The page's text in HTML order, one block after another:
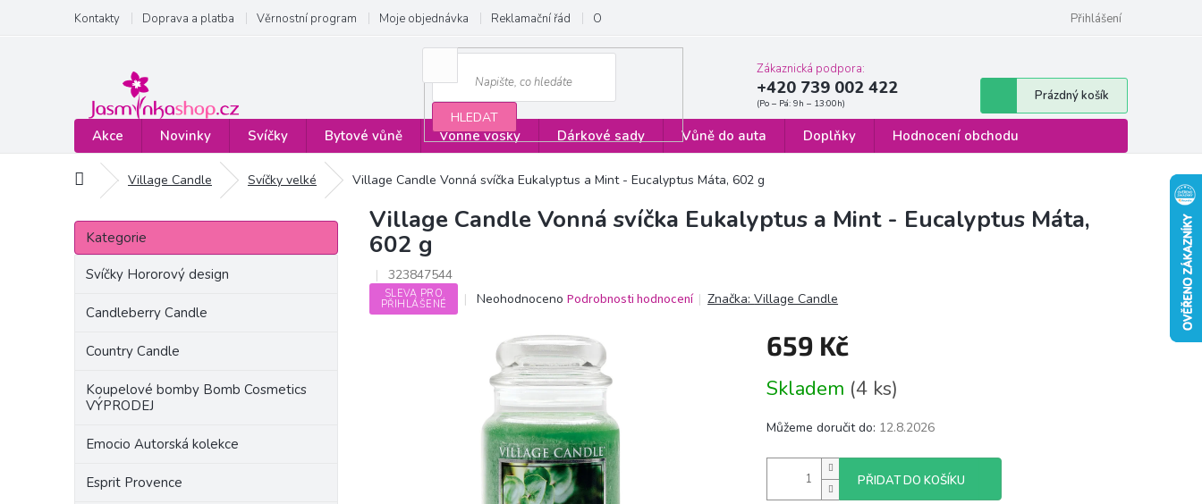
obsah
Kontakty Doprava a platba Věrnostní program Moje objednávka Reklamační řád Obchodní podmínky Formulář pro odstoupení od smlouvy
Přihlášení
HLEDAT
Zákaznická podpora:
+420 739 002 422
Nákupní
košík
Prázdný košík
Akce Novinky Svíčky Bytové vůně Vonné vosky Dárkové sady Vůně do auta Doplňky Hodnocení obchodu
Domů Village Candle Svíčky velké Village Candle Vonná svíčka Eukalyptus a Mint - Eucalyptus Máta, 602 g
P
s
Přeskočit
kategorie
Kategorie
Svíčky Hororový design
Candleberry Candle
Country Candle
Koupelové bomby Bomb Cosmetics
VÝPRODEJ
Emocio Autorská kolekce
Esprit Provence
Village Candle Vonná svíčka Eukalyptus a Mint - Eucalyptus Máta,
602 g
323847544
SLEVA PRO
PŘIHLÁŠENÉ
Průměrné
hvězdiček.
Neohodnoceno Podrobnosti hodnocení Značka:Village Candle
659 Kč
cena:
Skladem (4 ks)
Můžeme doručit do: 12.8.2026
PŘIDAT DO KOŠÍKU